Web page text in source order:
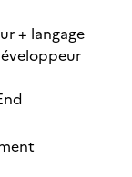
+ langage